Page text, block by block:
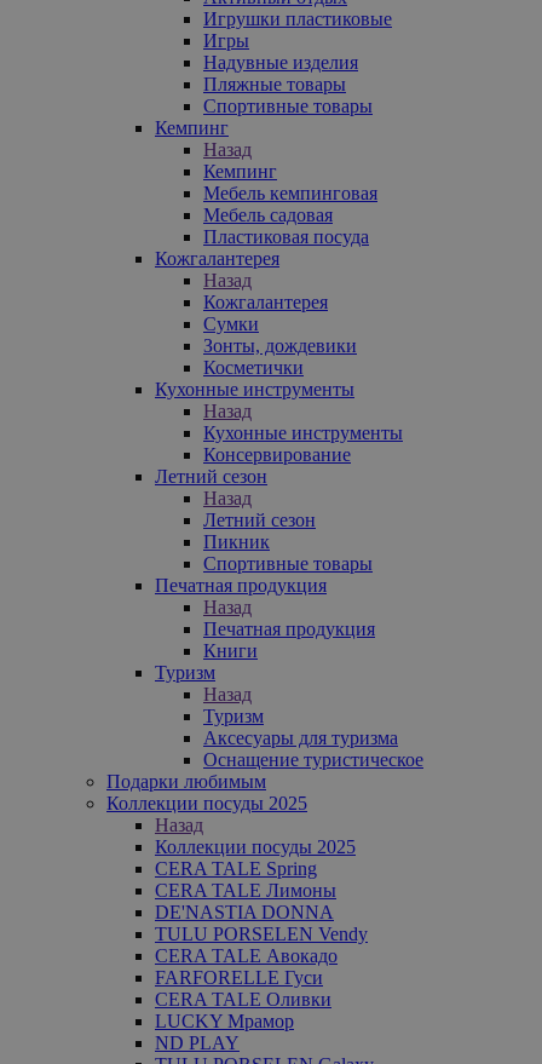
Игрушки пластиковые
Игры
Надувные изделия
Пляжные товары
Спортивные товары
Кемпинг
Назад
Кемпинг
Мебель кемпинговая
Мебель садовая
Пластиковая посуда
Кожгалантерея
Назад
Кожгалантерея
Сумки
Зонты, дождевики
Косметички
Кухонные инструменты
Назад
Кухонные инструменты
Консервирование
Летний сезон
Назад
Летний сезон
Пикник
Спортивные товары
Печатная продукция
Назад
Печатная продукция
Книги
Туризм
Назад
Туризм
Аксесуары для туризма
Оснащение туристическое
Подарки любимым
Коллекции посуды 2025
Назад
Коллекции посуды 2025
CERA TALE Spring
CERA TALE Лимоны
DE'NASTIA DONNA
TULU PORSELEN Vendy
CERA TALE Авокадо
FARFORELLE Гуси
CERA TALE Оливки
LUCKY Мрамор
ND PLAY